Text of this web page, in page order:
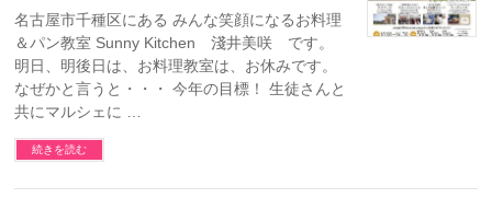
名古屋市千種区にある みんな笑顔になるお料理
＆パン教室 Sunny Kitchen 淺井美咲 です。
明日、明後日は、お料理教室は、お休みです。
なぜかと言うと・・・ 今年の目標！ 生徒さんと
共にマルシェに …
続きを読む